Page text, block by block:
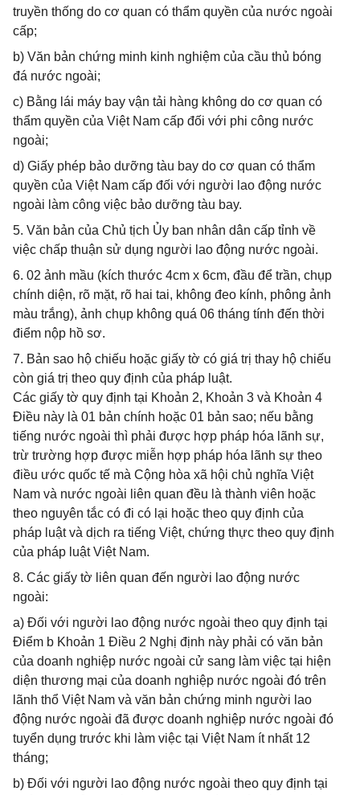
truyền thống do cơ quan có thẩm quyền của nước ngoài
cấp;
b) Văn bản chứng minh kinh nghiệm của cầu thủ bóng
đá nước ngoài;
c) Bằng lái máy bay vận tải hàng không do cơ quan có
thẩm quyền của Việt Nam cấp đối với phi công nước
ngoài;
d) Giấy phép bảo dưỡng tàu bay do cơ quan có thẩm
quyền của Việt Nam cấp đối với người lao động nước
ngoài làm công việc bảo dưỡng tàu bay.
5. Văn bản của Chủ tịch Ủy ban nhân dân cấp tỉnh về
việc chấp thuận sử dụng người lao động nước ngoài.
6. 02 ảnh mầu (kích thước 4cm x 6cm, đầu để trần, chụp
chính diện, rõ mặt, rõ hai tai, không đeo kính, phông ảnh
màu trắng), ảnh chụp không quá 06 tháng tính đến thời
điểm nộp hồ sơ.
7. Bản sao hộ chiếu hoặc giấy tờ có giá trị thay hộ chiếu
còn giá trị theo quy định của pháp luật.
Các giấy tờ quy định tại Khoản 2, Khoản 3 và Khoản 4
Điều này là 01 bản chính hoặc 01 bản sao; nếu bằng
tiếng nước ngoài thì phải được hợp pháp hóa lãnh sự,
trừ trường hợp được miễn hợp pháp hóa lãnh sự theo
điều ước quốc tế mà Cộng hòa xã hội chủ nghĩa Việt
Nam và nước ngoài liên quan đều là thành viên hoặc
theo nguyên tắc có đi có lại hoặc theo quy định của
pháp luật và dịch ra tiếng Việt, chứng thực theo quy định
của pháp luật Việt Nam.
8. Các giấy tờ liên quan đến người lao động nước
ngoài:
a) Đối với người lao động nước ngoài theo quy định tại
Điểm b Khoản 1 Điều 2 Nghị định này phải có văn bản
của doanh nghiệp nước ngoài cử sang làm việc tại hiện
diện thương mại của doanh nghiệp nước ngoài đó trên
lãnh thổ Việt Nam và văn bản chứng minh người lao
động nước ngoài đã được doanh nghiệp nước ngoài đó
tuyển dụng trước khi làm việc tại Việt Nam ít nhất 12
tháng;
b) Đối với người lao động nước ngoài theo quy định tại